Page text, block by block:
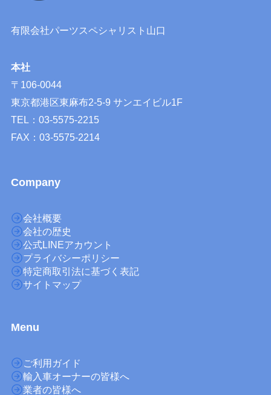
有限会社パーツスペシャリスト山口
本社
〒106-0044
東京都港区東麻布2-5-9 サンエイビル1F
TEL：03-5575-2215
FAX：03-5575-2214
Company
会社概要
会社の歴史
公式LINEアカウント
プライバシーポリシー
特定商取引法に基づく表記
サイトマップ
Menu
ご利用ガイド
輸入車オーナーの皆様へ
業者の皆様へ